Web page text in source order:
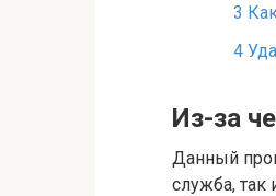
3
4
Из-за
Данный
служба, так